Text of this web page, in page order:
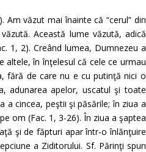
văzut mai înainte că “cerul” din
Această lume văzută, adică
1, 2). Creând lumea, Dumnezeu a
în înţelesul că cele ce urmau
fără de care nu e cu putinţă nici o
adunarea apelor, uscatul şi toate
a cincea, peştii şi păsările; în ziua a
om (Fac. 1, 3-26). În ziua a şaptea
şi de făpturi apar într-o înlănţuire
a Ziditorului. Sf. Părinţi spun